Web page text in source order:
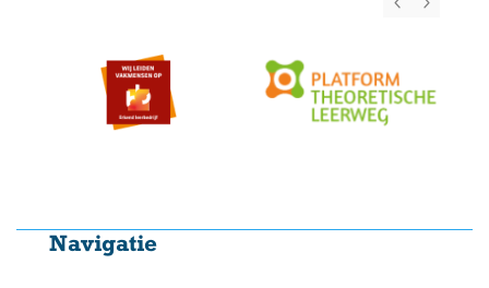
Navigatie